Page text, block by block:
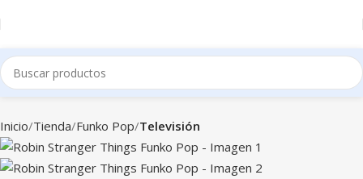
Inicio Tienda Funko Pop Televisión